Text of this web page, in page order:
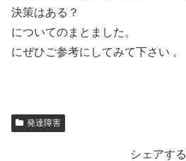
決策はある？
についてのまとました。
にぜひご参考にしてみて下さい 。
発達障害
シェアする